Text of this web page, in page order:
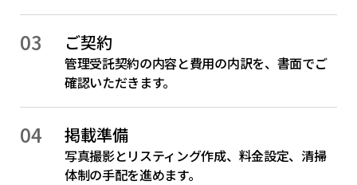
03 ご契約
管理受託契約の内容と費用の内訳を、書面でご
確認いただきます。
04 掲載準備
写真撮影とリスティング作成、料金設定、清掃
体制の手配を進めます。